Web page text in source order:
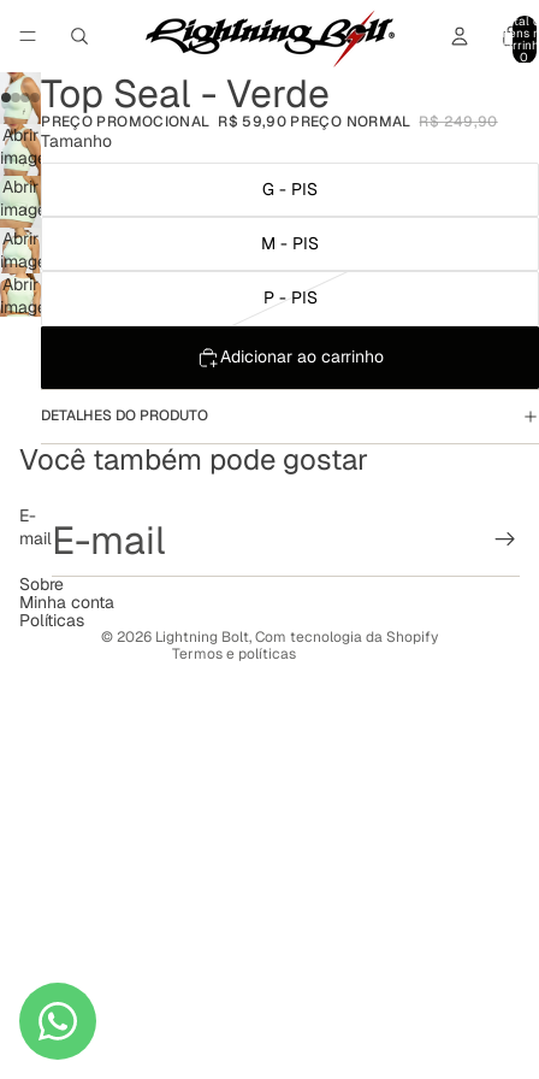
Total
itens
0
Abrir
imagem
em
tela
cheia
Abrir
imagem
em
tela
cheia
Abrir
imagem
em
tela
cheia
Abrir
imagem
Top Seal - Verde
PREÇO PROMOCIONAL R$ 59,90 PREÇO NORMAL R$ 249,90
Tamanho
G - PIS
M - PIS
P - PIS
Adicionar ao carrinho
DETALHES DO PRODUTO
Você também pode gostar
E-
mail
Sobre
Minha conta
Políticas
© 2026 Lightning Bolt,Com tecnologia da Shopify
Termos e políticas
Política de privacidade
Termos de serviço
Política de frete